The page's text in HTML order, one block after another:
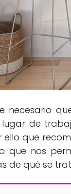
necesario
de
ello que
nos
de qué se